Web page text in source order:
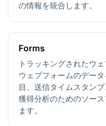
の情報を統合します。
Forms
トラッキングされたウ
ウェブフォームのデー
目、送信タイムスタン
獲得分析のためのソー
ます。